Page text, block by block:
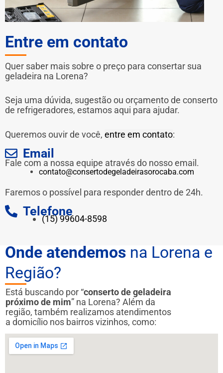
Entre em contato
Quer saber mais sobre o preço para consertar sua
geladeira na Lorena?
Seja uma dúvida, sugestão ou orçamento de conserto
de refrigeradores, estamos aqui para ajudar.
Queremos ouvir de você, entre em contato:
Email
Fale com a nossa equipe através do nosso email.
contato@consertodegeladeirasorocaba.com
Faremos o possível para responder dentro de 24h.
Telefone
(15) 99604-8598
Onde atendemos na Lorena e
Região?
Está buscando por “conserto de geladeira
próximo de mim” na Lorena? Além da
região, também realizamos atendimentos
a domicílio nos bairros vizinhos, como: